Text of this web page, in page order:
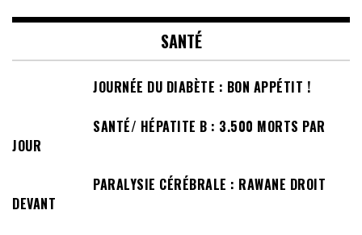
SANTÉ
JOURNÉE DU DIABÈTE : BON APPÉTIT !
SANTÉ/ HÉPATITE B : 3.500 MORTS PAR
JOUR
PARALYSIE CÉRÉBRALE : RAWANE DROIT
DEVANT